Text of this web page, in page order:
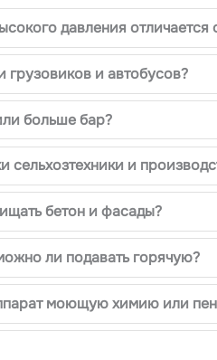
давления отличается
грузовиков и автобусов?
больше бар?
сельхозтехники и
бетон и фасады?
ли подавать горячую?
моющую химию или